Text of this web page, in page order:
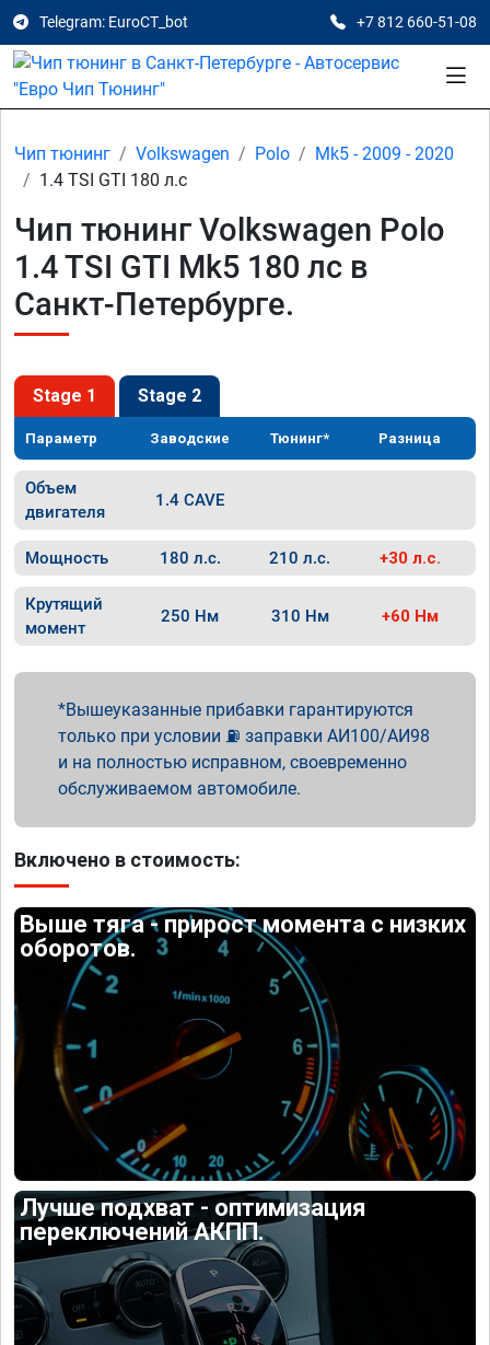
Telegram: EuroCT_bot +7 812 660-51-08
Чип тюнинг Volkswagen Polo
Mk5 - 2009 - 2020
1.4 TSI GTI 180 л.с
Чип тюнинг Volkswagen Polo
1.4 TSI GTI Mk5 180 лс в
Санкт-Петербурге.
Stage 1 Stage 2
Параметр Заводские Тюнинг* Разница
Объем
двигателя
1.4 CAVE
Мощность 180 л.с. 210 л.с. +30 л.с.
Крутящий
момент
250 Нм 310 Нм +60 Нм
Вышеуказанные прибавки гарантируются
только при условии ⛽ заправки АИ100/АИ98
и на полностью исправном, своевременно
обслуживаемом автомобиле.
Включено в стоимость:
Выше тяга - прирост момента с низких
оборотов.
Лучше подхват - оптимизация
переключений АКПП.